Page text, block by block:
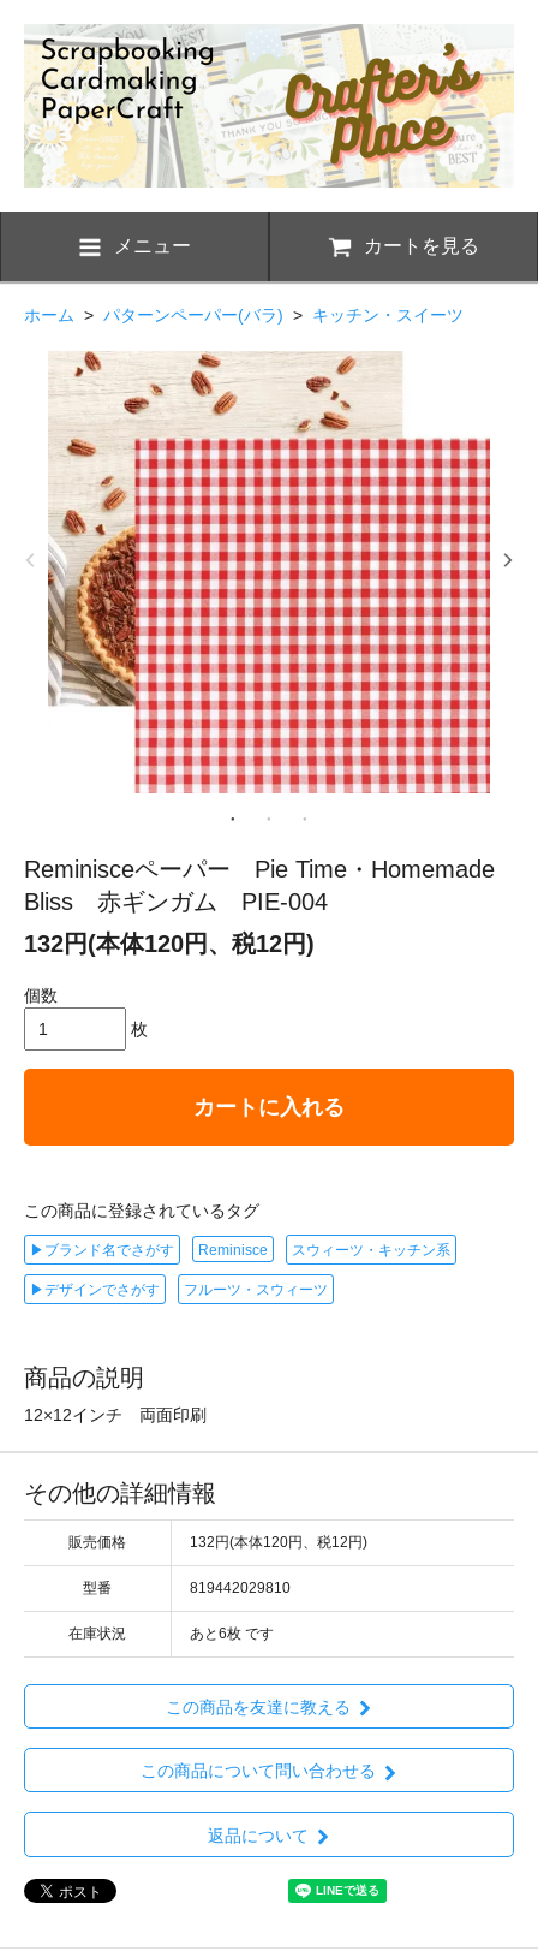
メニュー カートを見る
ホーム > パターンペーパー(バラ) > キッチン・スイーツ
Reminisceペーパー Pie Time・Homemade
Bliss 赤ギンガム PIE-004
132円(本体120円、税12円)
個数
枚
カートに入れる
この商品に登録されているタグ
▶ブランド名でさがす Reminisce スウィーツ・キッチン系
▶デザインでさがす フルーツ・スウィーツ
商品の説明
12×12インチ 両面印刷
その他の詳細情報
販売価格 132円(本体120円、税12円)
型番 819442029810
在庫状況 あと6枚 です
この商品を友達に教える
この商品について問い合わせる
返品について